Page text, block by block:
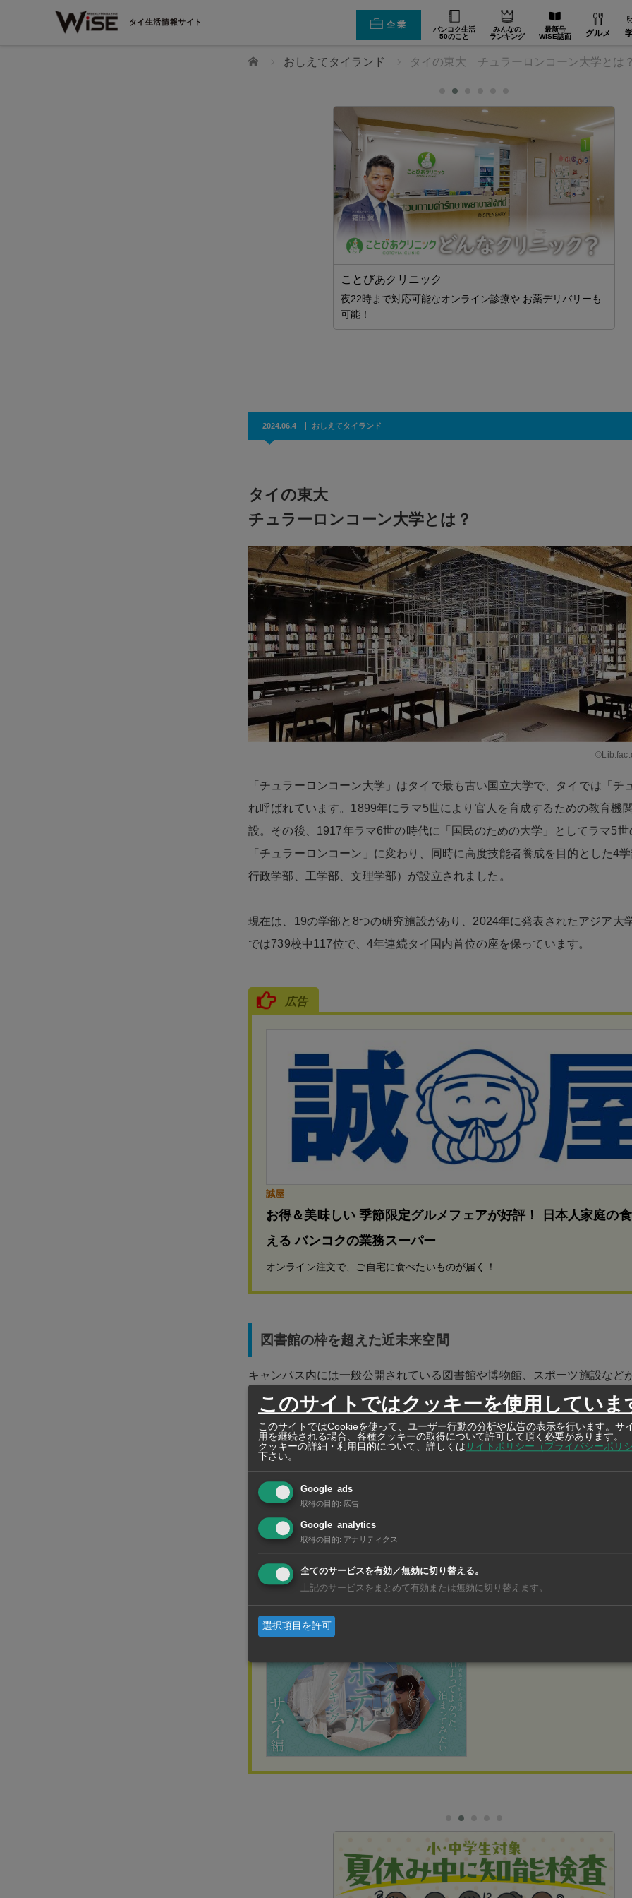
タイ生活情報サイト 企業
バンコク生活
50のこと
みんなの
ランキング
最新号
WiSE誌面
グルメ
ホーム おしえてタイランド タイの東大 チュラーロンコーン大学とは
ことびあクリニック
夜22時まで対応可能なオンライン診療や お薬デリバリーも
可能！
2024.06.4 おしえてタイランド
タイの東大
チュラーロンコーン大学とは？
「チュラーロンコーン大学」はタイで最も古い国立大学で、タイでは「チ
れ呼ばれています。1899年にラマ5世により官人を育成するための教育機
設。その後、1917年ラマ6世の時代に「国民のための大学」としてラマ5
「チュラーロンコーン」に変わり、同時に高度技能者養成を目的とした4
行政学部、工学部、文理学部）が設立されました。
現在は、19の学部と8つの研究施設があり、2024年に発表されたアジア大
では739校中117位で、4年連続タイ国内首位の座を保っています。
広告
誠屋
お得＆美味しい 季節限定グルメフェアが好評！ 日本人家庭の
える バンコクの業務スーパー
オンライン注文で、ご自宅に食べたいものが届く！
図書館の枠を超えた近未来空間
キャンパス内には一般公開されている図書館や博物館、スポーツ施設など
その中でも独創的なのが2019年に完成した「建築図書館」。建築学部で学
に作られた図書館で、本を読む場所という枠を超え、利用者の創造性を育
ています。
コワーキングスペースも設けられており、一般利用者は土曜日のみ利用可
書の提示が必要です。
＼チュラーロンコーン大学 建築学部図書館Facebookはこちらから／
おすすめ
このサイトではクッキーを使用していま
このサイトではCookieを使って、ユーザー行動の分析や広告の表示を行います。サ
用を継続される場合、各種クッキーの取得について許可して頂く必要があります。
クッキーの詳細・利用目的について、詳しくはサイトポリシー（プライバシーポリ
下さい。
Google_ads
取得の目的: 広告
Google_analytics
取得の目的: アナリティクス
全てのサービスを有効／無効に切り替える。
上記のサービスをまとめて有効または無効に切り替えます。
選択項目を許可